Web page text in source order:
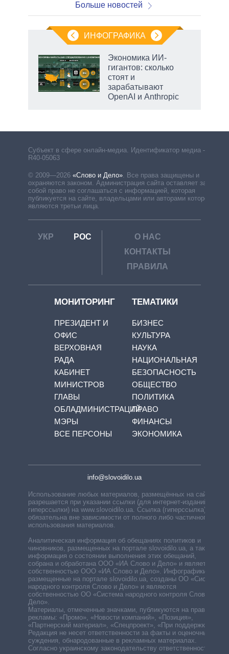
Больше новостей
ИНФОГРАФИКА
Экономика ИИ-
гигантов: сколько
стоят и
зарабатывают
OpenAI и Anthropic
Субъект в сфере онлайн-медиа. Идентификатор медиа –
R40-05063
© 2009—2026 «Слово и Дело». Все права защищены и
охраняются законом. Администрация сайта оставляет за
собой право не соглашаться с информацией, которая
публикуется на сайте, владельцами или авторами которой
являются третьи лица.
УКР РОС
О НАС
КОНТАКТЫ
ПРАВИЛА
МОНИТОРИНГ
ПРЕЗИДЕНТ И
ОФИС
ВЕРХОВНАЯ
РАДА
КАБИНЕТ
МИНИСТРОВ
ГЛАВЫ
ОБЛАДМИНИСТРАЦИЙ
МЭРЫ
ВСЕ ПЕРСОНЫ
ТЕМАТИКИ
БИЗНЕС
КУЛЬТУРА
НАУКА
НАЦИОНАЛЬНАЯ
БЕЗОПАСНОСТЬ
ОБЩЕСТВО
ПОЛИТИКА
ПРАВО
ФИНАНСЫ
ЭКОНОМИКА
info@slovoidilo.ua
Использование любых материалов, размещённых на сайте,
разрешается при указании ссылки (для интернет-изданий —
гиперссылки) на www.slovoidilo.ua. Ссылка (гиперссылка)
обязательна вне зависимости от полного либо частичного
использования материалов.
Аналитическая информация об обещаниях политиков и
чиновников, размещенных на портале slovoidilo.ua, а также
информация о состоянии выполнения этих обещаний,
собрана и обработана ООО «ИА Слово и Дело» и является
собственностью ООО «ИА Слово и Дело». Инфографики,
размещенные на портале slovoidilo.ua, созданы ОО «Система
народного контроля Слово и Дело» и являются
собственностью ОО «Система народного контроля Слово и
Дело».
Материалы, отмеченные значками, публикуются на правах
рекламы: «Промо», «Новости компаний», «Позиция»,
«Партнерский материал», «Спецпроект», «При поддержке».
Редакция не несет ответственности за факты и оценочные
суждения, обнародованные в рекламных материалах.
Согласно украинскому законодательству ответственность за